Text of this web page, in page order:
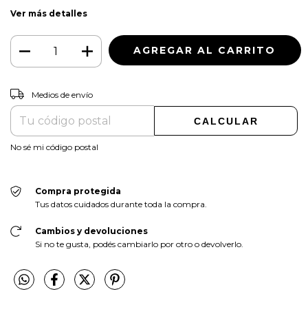
Ver más detalles
Entregas para el CP:
Medios de envío
CALCULAR
No sé mi código postal
Compra protegida
Tus datos cuidados durante toda la compra.
Cambios y devoluciones
Si no te gusta, podés cambiarlo por otro o devolverlo.